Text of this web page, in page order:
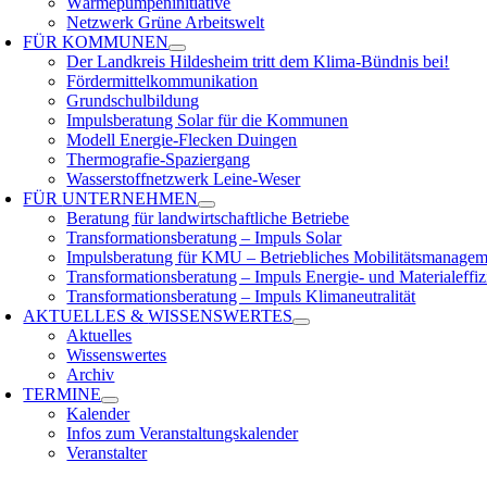
Netzwerk Grüne Arbeitswelt
FÜRKOMMUNEN
Der Landkreis Hildesheim tritt dem Klima-Bündnis bei!
Fördermittelkommunikation
Grundschulbildung
Impulsberatung Solar für die Kommunen
Modell Energie-Flecken Duingen
Thermografie-Spaziergang
Wasserstoffnetzwerk Leine-Weser
FÜRUNTERNEHMEN
Beratung für landwirtschaftliche Betriebe
Transformationsberatung – Impuls Solar
Impulsberatung für KMU – Betriebliches
Transformationsberatung – Impuls Energie- und
Transformationsberatung – Impuls Klimaneutralität
AKTUELLES &WISSENSWERTES
Aktuelles
Wissenswertes
Archiv
TERMINE
Kalender
Infos zum Veranstaltungskalender
Veranstalter